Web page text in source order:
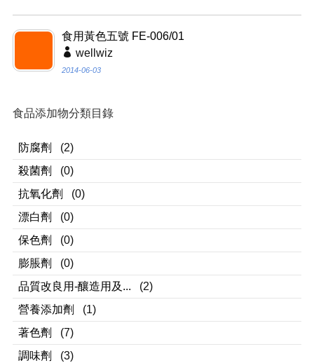
食用黃色五號 FE-006/01
wellwiz
2014-06-03
食品添加物分類目錄
防腐劑
(2)
殺菌劑
(0)
抗氧化劑
(0)
漂白劑
(0)
保色劑
(0)
膨脹劑
(0)
品質改良用-釀造用及...
(2)
營養添加劑
(1)
著色劑
(7)
調味劑
(3)